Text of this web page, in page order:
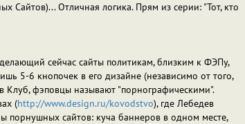
Сайтов)... Отличная логика. Прям из серии: "Тот, кто
сейчас сайты политикам, близким к ФЭПу,
5-6 кнопочек в его дизайне (независимо от того,
Клуб, фэповцы называют "порнографическими".
(http://www.design.ru/kovodstvo), где Лебедев
порнушных сайтов: куча баннеров в одном месте,